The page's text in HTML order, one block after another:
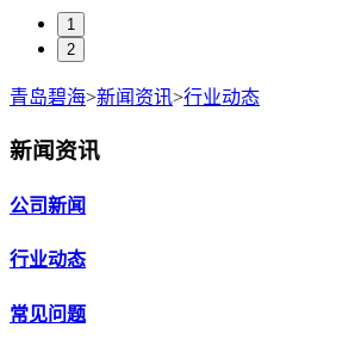
1
2
青岛碧海>新闻资讯>行业动态
新闻资讯
公司新闻
行业动态
常见问题